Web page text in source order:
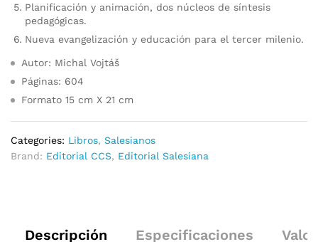
Planificación y animación, dos núcleos de síntesis
pedagógicas.
Nueva evangelización y educación para el tercer milenio.
Autor: Michal Vojtáš
Páginas: 604
Formato 15 cm X 21 cm
Categories: Libros, Salesianos
Brand: Editorial CCS, Editorial Salesiana
Descripción Especificaciones